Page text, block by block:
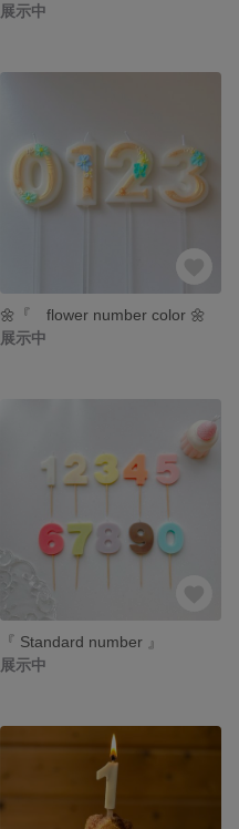
展示中
🌼『 flower number color 🌼
展示中
『 Standard number 』
展示中